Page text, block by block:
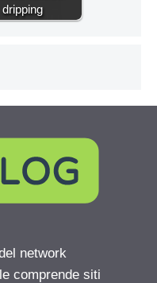
dripping
network
comprende siti